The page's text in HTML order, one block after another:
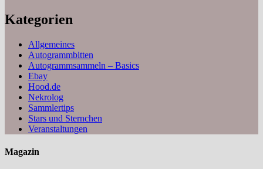
Kategorien
Allgemeines
Autogrammbitten
Autogrammsammeln – Basics
Ebay
Hood.de
Nekrolog
Sammlertips
Stars und Sternchen
Veranstaltungen
Magazin